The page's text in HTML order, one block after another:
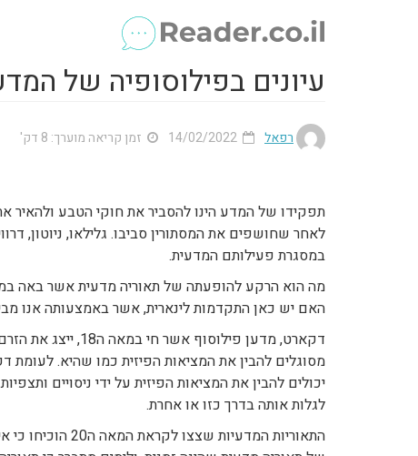
עיונים בפילוסופיה של
רפאל זמן קריאה מוערך: 8 דק'
תפקידו של המדע הינו להסביר את חוקי הטבע ולהאיר
לאחר שחושפים את המסתורין סביבו. גלילאו, ניוטון,
במסגרת פעילותם המדעית.
מה הוא הרקע להופעתה של תאוריה מדעית אשר באה
האם יש כאן התקדמות לינארית, אשר באמצעותה אנו
דקארט, מדען
מסוגלים להבין את המציאות הפיזית כמו שהיא. לעומת
יכולים להבין את המציאות הפיזית על ידי ניסויים
לגלות אותה בדרך כזו או אחרת.
התאוריות